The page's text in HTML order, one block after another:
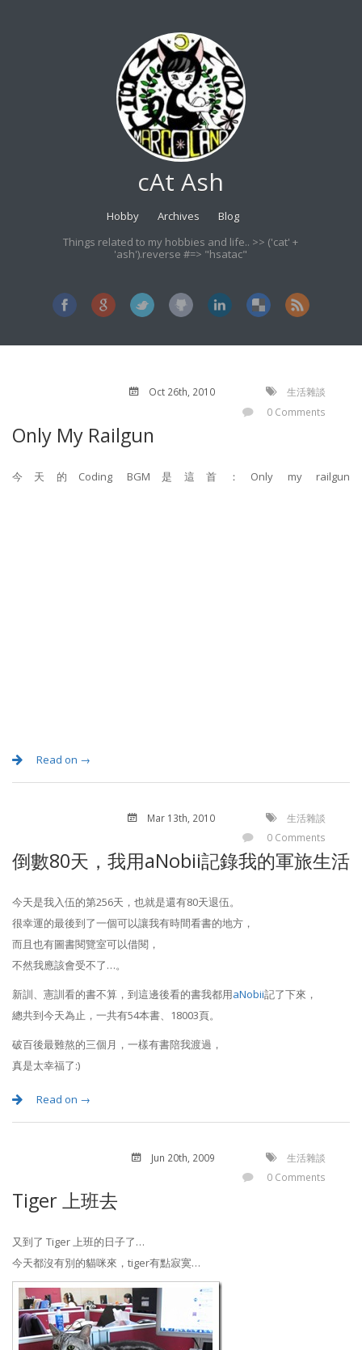
cAt Ash
Hobby Archives
Blog
Things related to my hobbies and life.. >> ('cat' +
'ash').reverse #=> "hsatac"
Oct 26th, 2010
生活雜談
0 Comments
Only My Railgun
今天的Coding BGM是這首：Only my railgun
Read on →
Mar 13th , 2010
生活雜談
0 Comments
倒數80天，我用aNobii記錄我的軍旅生活
今天是我入伍的第256天，也就是還有80天退伍。
很幸運的最後到了一個可以讓我有時間看書的地方，
而且也有圖書閱覽室可以借閱，
不然我應該會受不了…。
新訓、憲訓看的書不算，到這邊後看的書我都用aNobii記了下來，
總共到今天為止，一共有54本書、18003頁。
破百後最難熬的三個月，一樣有書陪我渡過，
真是太幸福了:)
Read on →
Jun 20th , 2009
生活雜談
0 Comments
Tiger 上班去
又到了 Tiger 上班的日子了…
今天都沒有別的貓咪來，tiger有點寂寞…